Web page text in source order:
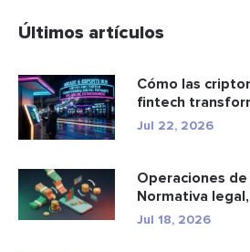
Últimos artículos
Cómo las
fintech
e...
Jul 22, 2026
Operaciones
Normativa
Jul 18, 2026